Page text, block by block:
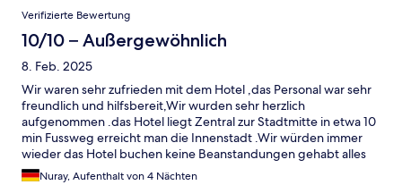
Verifizierte Bewertung
10/10 – Außergewöhnlich
8. Feb. 2025
Wir waren sehr zufrieden mit dem Hotel ,das Personal war sehr
freundlich und hilfsbereit,Wir wurden sehr herzlich
aufgenommen .das Hotel liegt Zentral zur Stadtmitte in etwa 10
min Fussweg erreicht man die Innenstadt .Wir würden immer
wieder das Hotel buchen keine Beanstandungen gehabt alles
war super
Nuray, Aufenthalt von 4 Nächten